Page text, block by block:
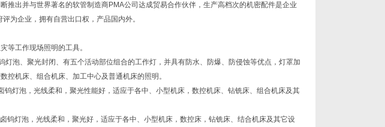
推出并与世界著名的软管制造商PMA公司达成贸易合作伙伴，生产高档次的机密配件是企业
为企业，拥有自营出口权，产品国内外。
等工作现场照明的工具。
灯泡、聚光封闭、有五个活动部位组合的工作灯，并具有防水、防爆、防侵蚀等优点，灯罩加
控机床、组合机床、加工中心及普通机床的照明。
钨灯泡，光线柔和，聚光性能好，适应于各中、小型机床，数控机床、钻铣床、组合机床及其
钨灯泡，光线柔和，聚光好，适应于各中、小型机床，数控床，钻铣床、结合机床及其它设